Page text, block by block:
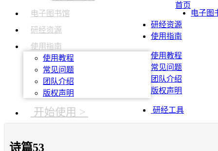
电子图书馆
研经资源
使用指南
使用教程
常见问题
团队介绍
版权声明
开始使用 >
首页
电子图
研经资源
使用指南
使用教程
常见问题
团队介绍
版权声明
研经工具
诗篇53